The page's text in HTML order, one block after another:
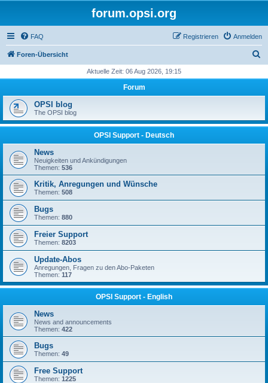
forum.opsi.org
FAQ Anmelden
Registrieren
Foren-Übersicht
h
Aktuelle Zeit: 06 Aug 2026, 19:15
Forum
OPSI blog
The OPSI blog
OPSI Support - Deutsch
News
Neuigkeiten und Ankündigungen
Themen: 536
Kritik, Anregungen und Wünsche
Themen: 508
Bugs
Themen: 880
Freier Support
Themen: 8203
Update-Abos
Anregungen, Fragen zu den Abo-Paketen
Themen: 117
OPSI Support - English
News
News and announcements
Themen: 422
Bugs
Themen: 49
Free Support
Themen: 1225